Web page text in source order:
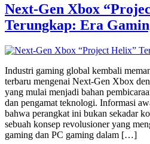
Next-Gen Xbox
Terungkap: Era
Industri gaming global kembali
terbaru mengenai Next-Gen Xbox
yang mulai menjadi bahan
dan pengamat teknologi. Informasi
bahwa perangkat ini bukan sekadar
sebuah konsep revolusioner yang
gaming dan PC gaming dalam […]